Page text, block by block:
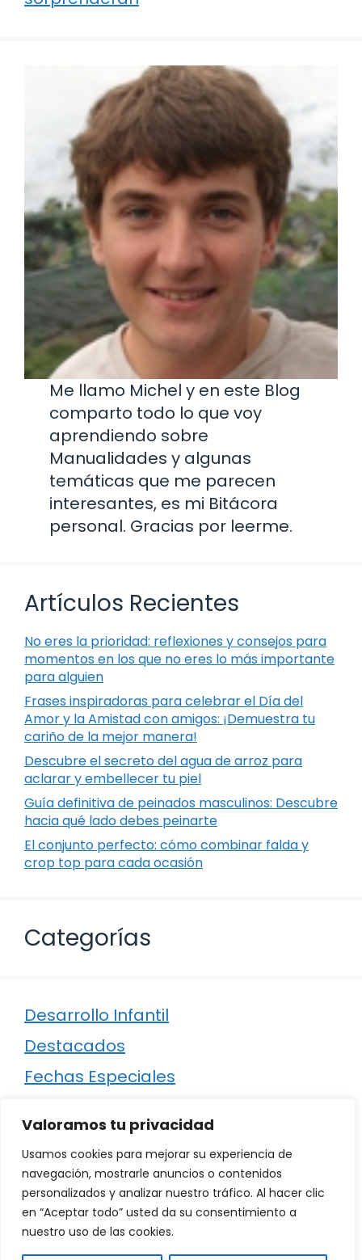
Valoramos tu privacidad
Usamos cookies para mejorar su experiencia de
navegación, mostrarle anuncios o contenidos
personalizados y analizar nuestro tráfico. Al hacer clic
en “Aceptar todo” usted da su consentimiento a
nuestro uso de las cookies.
Me llamo Michel y en este Blog
comparto todo lo que voy
aprendiendo sobre
Manualidades y algunas
temáticas que me parecen
interesantes, es mi Bitácora
personal. Gracias por leerme.
Artículos Recientes
No eres la prioridad: reflexiones y consejos para
momentos en los que no eres lo más importante
para alguien
Frases inspiradoras para celebrar el Día del
Amor y la Amistad con amigos: ¡Demuestra tu
cariño de la mejor manera!
Descubre el secreto del agua de arroz para
aclarar y embellecer tu piel
Guía definitiva de peinados masculinos: Descubre
hacia qué lado debes peinarte
El conjunto perfecto: cómo combinar falda y
crop top para cada ocasión
Categorías
Desarrollo Infantil
Destacados
Fechas Especiales
Regalos
Relaciones
Ropa